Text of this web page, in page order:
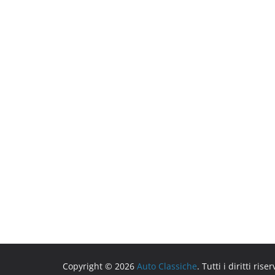
Copyright © 2026 Auto Classiche. Tutti i diritti